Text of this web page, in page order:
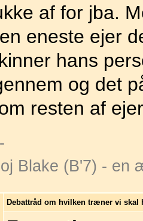
af for jba.
eneste ejer
hans
og det
resten af
Blake (B'7) - en
Debattråd om hvilken træner vi skal